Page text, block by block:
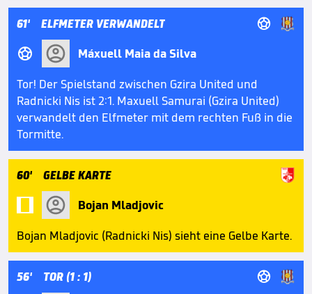
61' ELFMETER VERWANDELT 

Máxuell Maia da Silva
Tor! Der Spielstand zwischen Gzira United und
Radnicki Nis ist 2:1. Maxuell Samurai (Gzira United)
verwandelt den Elfmeter mit dem rechten Fuß in die
Tormitte.
60' GELBE KARTE
Bojan Mladjovic
Bojan Mladjovic (Radnicki Nis) sieht eine Gelbe Karte.
56' TOR (1 : 1) 